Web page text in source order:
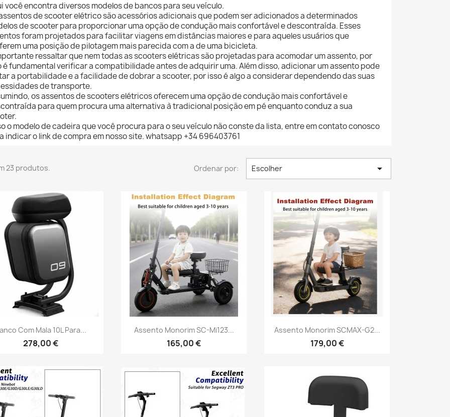
você encontra diversos modelos de bancos para seu veículo.
de scooter elétrico são acessórios adicionais que podem ser adicionados a determinados
de scooter para proporcionar uma opção de condução mais confortável e descontraída. Esses
foram projetados para facilitar viagens em distâncias maiores e para aqueles usuários que
uma posição de pilotagem mais parecida com a de uma bicicleta.
ressaltar que nem todas as scooters elétricas são projetadas para acomodar um assento, por
é fundamental verificar a compatibilidade antes de adquirir uma. Além disso, adicionar um assento pode
a portabilidade e a facilidade de dobrar a scooter, por isso é algo a considerar dependendo das suas
de transporte.
os assentos de scooters elétricos oferecem uma opção de condução mais confortável e
para quem procura uma alternativa à tradicional posição em pé enquanto conduz a sua
o modelo de cadeira que você procura para o seu veículo não conste da lista, entre em contato conosco
indicar o link de compra em nosso site. whatsapp +34 696403761
23 produtos. Ordenar por: Escolher 
Vista rápida
Com Mala 10L Para...
278,00 €
Vista rápida
Assento Monorim SC-Mi123...
165,00 €
Vista rápida
Assento Monorim SCMAX-G2...
179,00 €